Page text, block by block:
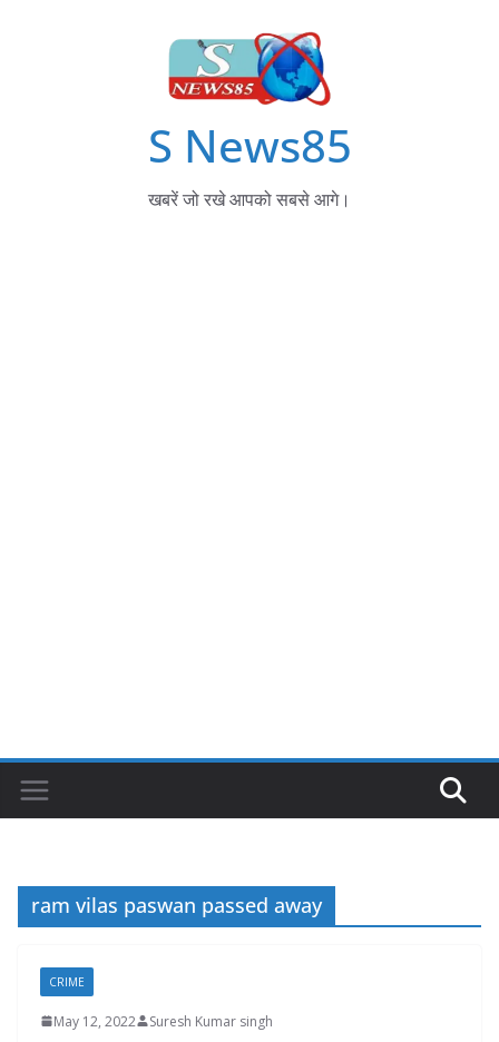
S News85
खबरें जो रखे आपको सबसे आगे।
ram vilas paswan passed away
CRIME
May 12, 2022 Suresh Kumar singh